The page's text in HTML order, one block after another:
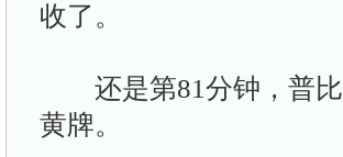
收了。
还是第81分钟，普比
黄牌。